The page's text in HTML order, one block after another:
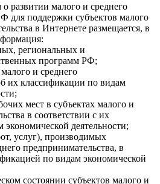
развитии малого и среднего
для поддержки субъектов малого
в Интернете размещается, в
региональных и
программ РФ;
и среднего
их классификации по видам
мест в субъектах малого и
в соответствии с их
деятельности;
услуг), производимых
предпринимательства, в
по видам экономической
состоянии субъектов малого и